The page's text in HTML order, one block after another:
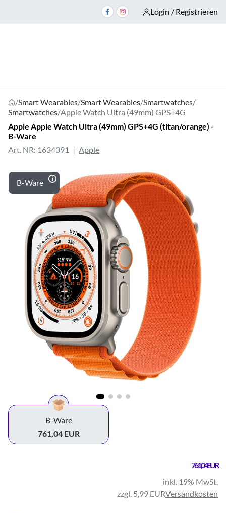
Login / Registrieren
/Smart Wearables/Smart Wearables/Smartwatches/
Smartwatches/Apple Watch Ultra (49mm) GPS+4G
Apple Apple Watch Ultra (49mm) GPS+4G (titan/orange) -
B-Ware
Art. NR: 1634391
Apple
B-Ware
761,04 EUR
inkl. 19% MwSt.
zzgl. 5,99 EURVersandkosten
B-Ware
761,04 EUR